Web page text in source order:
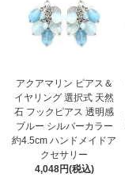
アクアマリン ピアス＆
イヤリング 選択式 天然
石 フックピアス 透明感
ブルー シルバーカラー
約4.5cm ハンドメイドア
クセサリー
4,048円(税込)